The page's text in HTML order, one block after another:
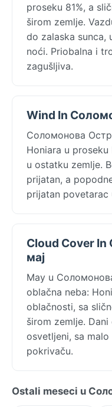
proseku 81%, a
širom zemlje.
do zalaska sunca,
noći. Priobalna i
zagušljiva.
Wind In
Соломонова
Honiara u
u ostatku zemlje.
prijatan, a
prijatan povetarac
Cloud Cover
мај
May u
oblačna neba:
oblačnosti, sa
širom zemlje.
osvetljeni, sa
pokrivaču.
Ostali meseci u